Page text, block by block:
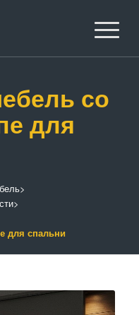
со
для
>
>
для спальни